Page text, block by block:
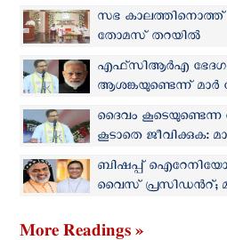
സഭ
തോമസ് തറയിൽ
എഫ്‌സിആർഎ
ആശങ്കയുണ്ടെന്ന്
ദൈവം കൂടെയുണ്ടെന്ന
കൂടാതെ ജീവിക്കുക:
ബിഷപ്പ്
വൈസ് പ്രസിഡന്‍റ്;
More Readings »